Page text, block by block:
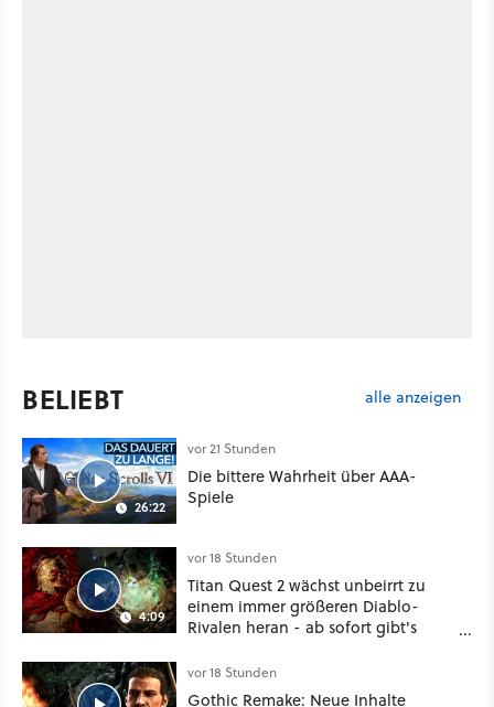
BELIEBT alle anzeigen
26:22
vor 21 Stunden
Die bittere Wahrheit über AAA-
Spiele
4:09
vor 18 Stunden
Titan Quest 2 wächst unbeirrt zu
einem immer größeren Diablo-
Rivalen heran - ab sofort gibt's
Klasse
vor 18 Stunden
Gothic Remake: Neue Inhalte